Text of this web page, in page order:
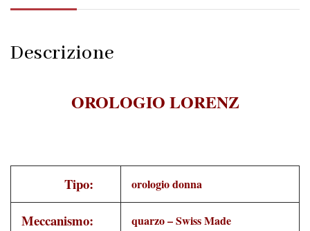
Descrizione
OROLOGIO LORENZ
Tipo: orologio donna
Meccanismo: quarzo – Swiss Made